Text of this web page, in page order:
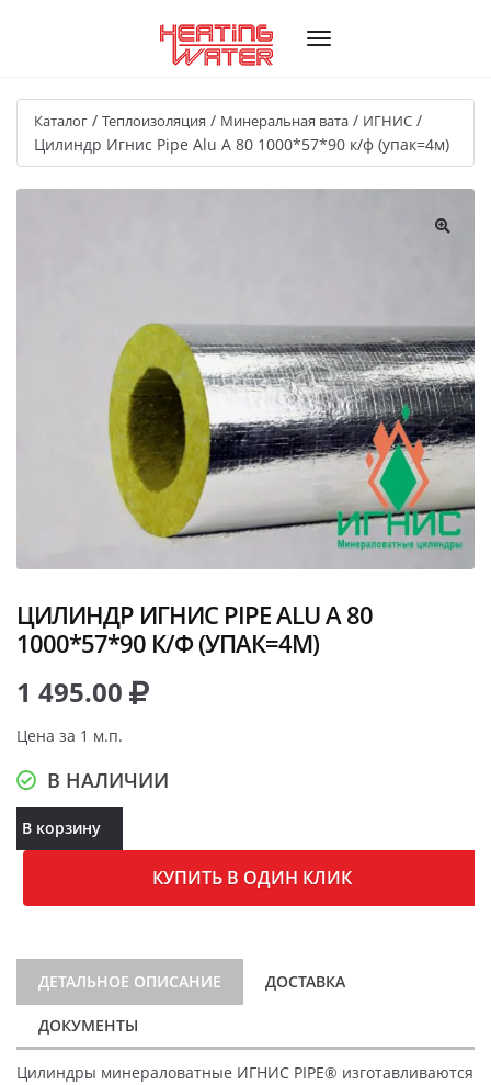
Каталог / Теплоизоляция / Минеральная вата / ИГНИС /
Цилиндр Игнис Pipe Alu A 80 1000*57*90 к/ф (упак=4м)
ЦИЛИНДР ИГНИС PIPE ALU A 80
1000*57*90 К/Ф (УПАК=4М)
1 495.00
Цена за 1 м.п.
В НАЛИЧИИ
В корзину
КУПИТЬ В ОДИН КЛИК
ДЕТАЛЬНОЕ ОПИСАНИЕ ДОСТАВКА
ДОКУМЕНТЫ
Цилиндры минераловатные ИГНИС PIPE® изготавливаются